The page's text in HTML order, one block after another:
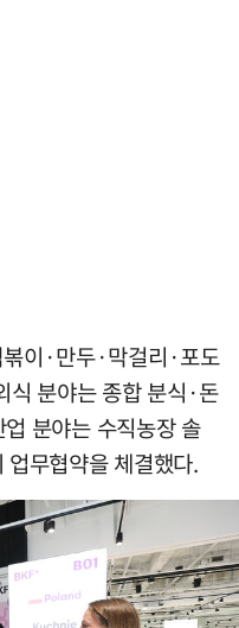
이·만두·막걸리·포도
분야는 종합 분식·돈
분야는 수직농장 솔
무협약을 체결했다.